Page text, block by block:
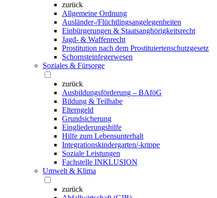
zurück
Allgemeine Ordnung
Ausländer-/Flüchtlingsangelegenheiten
Einbürgerungen & Staatsanghörigkeitsrecht
Jagd- & Waffenrecht
Prostitution nach dem Prostituiertenschutzgesetz
Schornsteinfegerwesen
Soziales & Fürsorge
zurück
Ausbildungsförderung – BAföG
Bildung & Teilhabe
Elterngeld
Grundsicherung
Eingliederungshilfe
Hilfe zum Lebensunterhalt
Integrationskindergarten/-krippe
Soziale Leistungen
Fachstelle INKLUSION
Umwelt & Klima
zurück